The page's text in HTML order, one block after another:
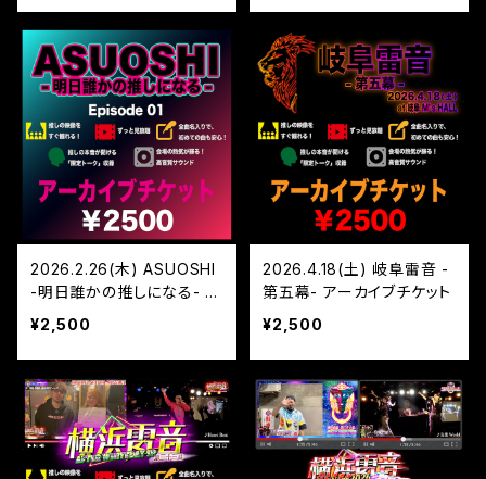
2026.2.26(木) ASUOSHI
-明日誰かの推しになる- E
pisode.1 アーカイブチケッ
¥2,500
2026.4.18(土) 岐阜雷音 -
第五幕- アーカイブチケット
¥2,500